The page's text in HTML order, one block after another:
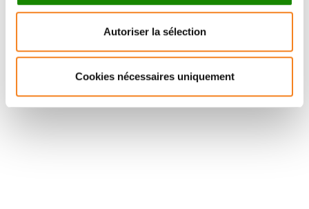
Autoriser la sélection
Cookies nécessaires uniquement
Suivez l'Institut Curie
Retrouvez notre actualité sur les réseaux
sociaux et en vous inscrivant à notre newsletter.